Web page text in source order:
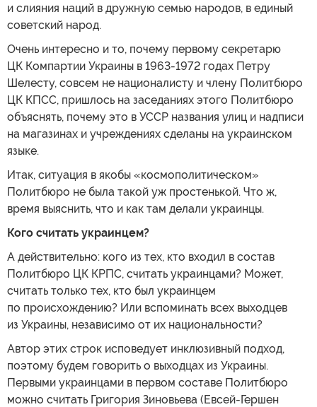
и слияния наций в дружную семью народов, в единый
советский народ.
Очень интересно и то, почему первому секретарю
ЦК Компартии Украины в 1963-1972 годах Петру
Шелесту, совсем не националисту и члену Политбюро
ЦК КПСС, пришлось на заседаниях этого Политбюро
объяснять, почему это в УССР названия улиц и надписи
на магазинах и учреждениях сделаны на украинском
языке.
Итак, ситуация в якобы «космополитическом»
Политбюро не была такой уж простенькой. Что ж,
время выяснить, что и как там делали украинцы.
Кого считать украинцем?
А действительно: кого из тех, кто входил в состав
Политбюро ЦК КРПС, считать украинцами? Может,
считать только тех, кто был украинцем
по происхождению? Или вспоминать всех выходцев
из Украины, независимо от их национальности?
Автор этих строк исповедует инклюзивный подход,
поэтому будем говорить о выходцах из Украины.
Первыми украинцами в первом составе Политбюро
можно считать Григория Зиновьева (Евсей-Гершен